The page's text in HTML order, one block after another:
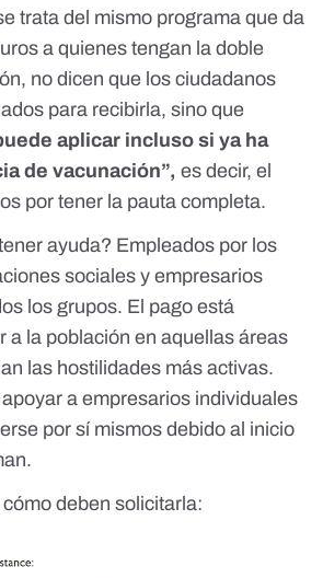
trata del mismo programa que da
a quienes tengan la doble
no dicen que los ciudadanos
para recibirla, sino que
aplicar incluso si ya ha
de vacunación”, es decir, el
por tener la pauta completa.
ayuda? Empleados por los
sociales y empresarios
los grupos. El pago está
a la población en aquellas áreas
las hostilidades más activas.
a empresarios individuales
por sí mismos debido al inicio
deben solicitarla: